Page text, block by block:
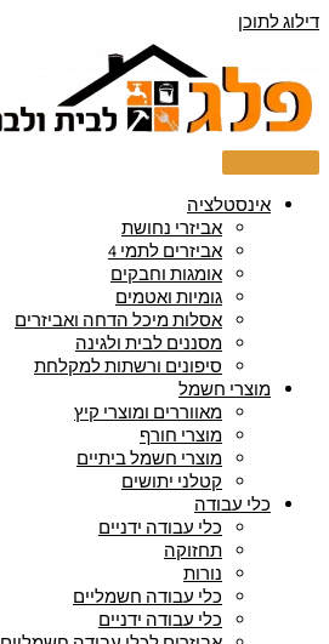
דילוג לתוכן
אינסטלציה
אביזרי נחושת
אביזרים לתמי 4
אומגות וחבקים
גומיות ואטמים
אסלות מיכל הדחה ואביזרים
מסננים לבית ולגינה
סיפונים ורשתות למקלחת
מוצרי חשמל
מאווררים ומוצרי קיץ
מוצרי חורף
מוצרי חשמל ביתיים
קטלני יתושים
כלי עבודה
כלי עבודה ידניים
תחזוקה
נורות
כלי עבודה חשמליים
כלי עבודה ידניים